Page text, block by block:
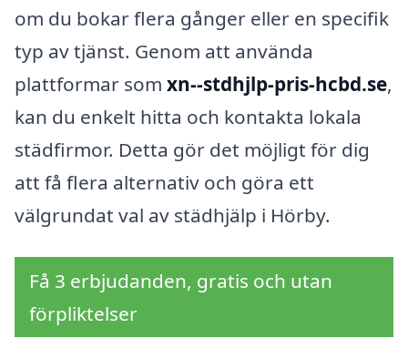
om du bokar flera gånger eller en specifik
typ av tjänst. Genom att använda
plattformar som xn--stdhjlp-pris-hcbd.se,
kan du enkelt hitta och kontakta lokala
städfirmor. Detta gör det möjligt för dig
att få flera alternativ och göra ett
välgrundat val av städhjälp i Hörby.
Få 3 erbjudanden, gratis och utan
förpliktelser